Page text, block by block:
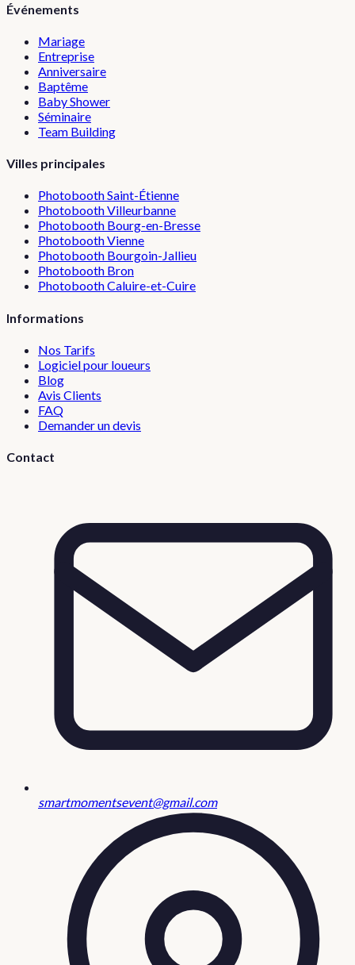
Événements
Mariage
Entreprise
Anniversaire
Baptême
Baby Shower
Séminaire
Team Building
Villes principales
PhotoboothSaint-Étienne
PhotoboothVilleurbanne
Photobooth Bourg-en-Bresse
PhotoboothVienne
Photobooth Bourgoin-Jallieu
Photobooth Bron
PhotoboothCaluire-et-Cuire
Informations
Nos Tarifs
Logiciel pour loueurs
Blog
Avis Clients
FAQ
Demander un devis
Contact
smartmomentsevent@gmail.com